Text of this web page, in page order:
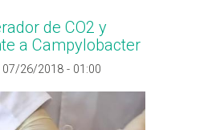
de CO2 y
a Campylobacter
07/26/2018 - 01:00